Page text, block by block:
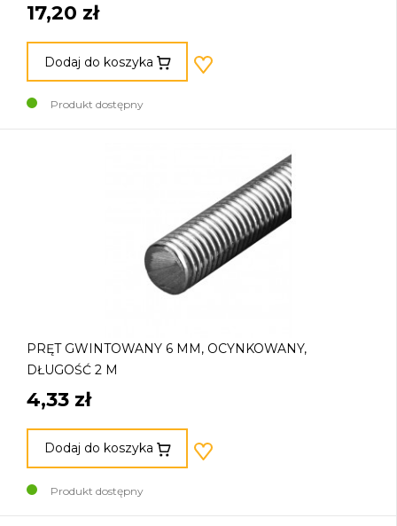
17,20 zł
Dodaj do koszyka
Produkt dostępny
PRĘT GWINTOWANY 6 MM, OCYNKOWANY,
DŁUGOŚĆ 2 M
4,33 zł
Dodaj do koszyka
Produkt dostępny